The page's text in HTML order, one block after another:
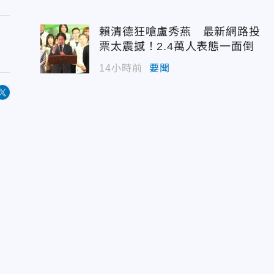
賴清德狂嗆盧秀燕 最新網路投
票太震撼！2.4萬人表態一面倒
14小時前 要聞